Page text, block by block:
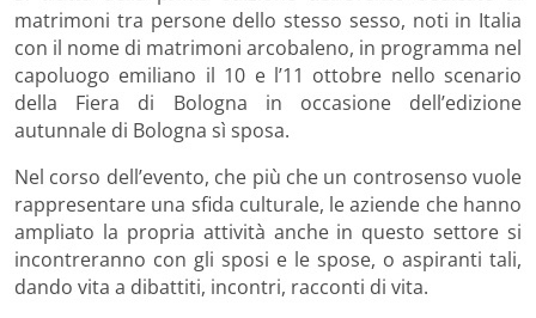
matrimoni tra persone dello stesso sesso, noti in Italia
con il nome di matrimoni arcobaleno, in programma nel
capoluogo emiliano il 10 e l’11 ottobre nello scenario
della Fiera di Bologna in occasione dell’edizione
autunnale di Bologna sì sposa.
Nel corso dell’evento, che più che un controsenso vuole
rappresentare una sfida culturale, le aziende che hanno
ampliato la propria attività anche in questo settore si
incontreranno con gli sposi e le spose, o aspiranti tali,
dando vita a dibattiti, incontri, racconti di vita.